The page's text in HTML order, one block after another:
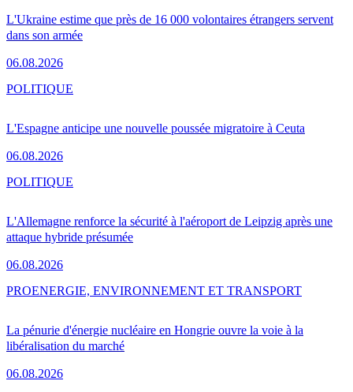
L'Ukraine estime que près de 16 000 volontaires étrangers servent
dans son armée
06.08.2026
L'Espagne anticipe une nouvelle poussée migratoire à Ceuta
06.08.2026
POLITIQUE
L'Allemagne renforce la sécurité à l'aéroport de Leipzig après une
attaque hybride présumée
06.08.2026
POLITIQUE
La pénurie d'énergie nucléaire en Hongrie ouvre la voie à la
libéralisation du marché
06.08.2026
PROENERGIE, ENVIRONNEMENT ET TRANSPORT